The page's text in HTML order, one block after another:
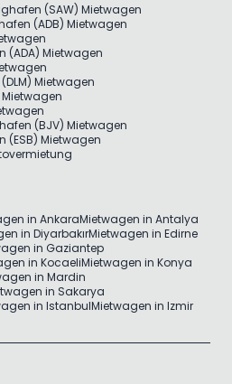
(SAW) Mietwagen
(ADB) Mietwagen
(ADA) Mietwagen
Mietwagen
(BJV) Mietwagen
(ESB) Mietwagen
in AnkaraMietwagen in Antalya
in DiyarbakırMietwagen in Edirne
in Gaziantep
in KocaeliMietwagen in Konya
in Mardin
in Sakarya
in IstanbulMietwagen in Izmir